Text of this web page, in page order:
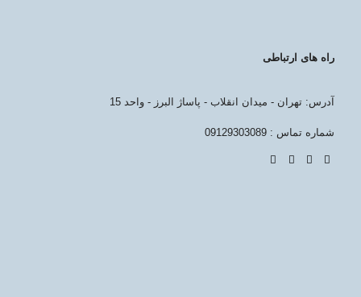
راه های ارتباطی
آدرس: تهران - میدان انقلاب - پاساژ البرز - واحد 15
شماره تماس : 09129303089